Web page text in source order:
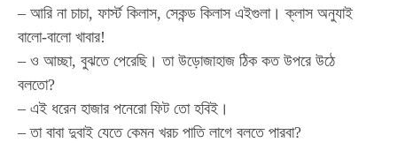
– আরি না চাচা, ফার্স্ট কিলাস, সেকন্ড কিলাস এইগুলা। ক্লাস অনুযাই
বালো-বালো খাবার!
– ও আচ্ছা, বুঝতে পেরেছি। তা উড়োজাহাজ ঠিক কত উপরে উঠে
বলতো?
– এই ধরেন হাজার পনেরো ফিট তো হবিই।
– তা বাবা দুবাই যেতে কেমন খরচ পাতি লাগে বলতে পারবা?